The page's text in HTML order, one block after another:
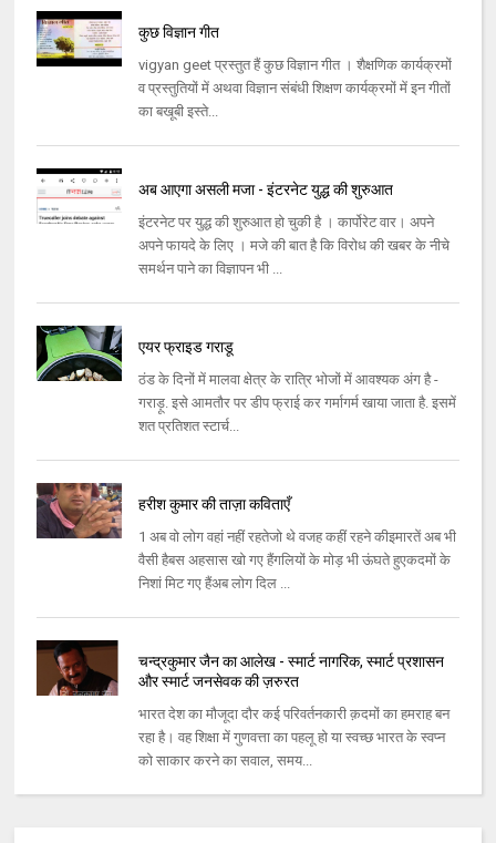
कुछ विज्ञान गीत
vigyan geet प्रस्तुत हैं कुछ विज्ञान गीत । शैक्षणिक कार्यक्रमों
व प्रस्तुतियों में अथवा विज्ञान संबंधी शिक्षण कार्यक्रमों में इन गीतों
का बखूबी इस्ते...
अब आएगा असली मजा - इंटरनेट युद्ध की शुरुआत
इंटरनेट पर युद्ध की शुरुआत हो चुकी है । कार्पोरेट वार। अपने
अपने फायदे के लिए । मजे की बात है कि विरोध की खबर के नीचे
समर्थन पाने का विज्ञापन भी ...
एयर फ्राइड गराडू
ठंड के दिनों में मालवा क्षेत्र के रात्रि भोजों में आवश्यक अंग है -
गराड़ू. इसे आमतौर पर डीप फ्राई कर गर्मागर्म खाया जाता है. इसमें
शत प्रतिशत स्टार्च...
हरीश कुमार की ताज़ा कविताएँ
1 अब वो लोग वहां नहीं रहतेजो थे वजह कहीं रहने कीइमारतें अब भी
वैसी हैबस अहसास खो गए हैंगलियों के मोड़ भी ऊंघते हुएकदमों के
निशां मिट गए हैंअब लोग दिल ...
चन्द्रकुमार जैन का आलेख - स्मार्ट नागरिक, स्मार्ट प्रशासन
और स्मार्ट जनसेवक की ज़रुरत
भारत देश का मौजूदा दौर कई परिवर्तनकारी क़दमों का हमराह बन
रहा है। वह शिक्षा में गुणवत्ता का पहलू हो या स्वच्छ भारत के स्वप्न
को साकार करने का सवाल, समय...